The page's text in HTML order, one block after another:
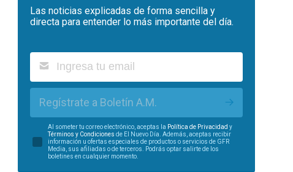
Las noticias explicadas de forma sencilla y
directa para entender lo más importante del día.
Regístrate a Boletín A.M.
Al someter tu correo electrónico, aceptas la Política de Privacidad y
Términos y Condiciones de El Nuevo Día. Además, aceptas recibir
información u ofertas especiales de productos o servicios de GFR
Media, sus afiliadas o de terceros. Podrás optar salirte de los
boletines en cualquier momento.